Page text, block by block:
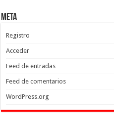
Meta
Registro
Acceder
Feed de entradas
Feed de comentarios
WordPress.org